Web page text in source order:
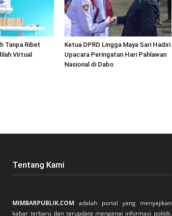
Tanpa Ribet
Virtual
Ketua DPRD Lingga Maya Sari Hadiri
Upacara Peringatan Hari Pahlawan
Nasional di Dabo
Tentang Kami
MIMBARPUBLIK.COM adalah portal yang menyajikan
kabar terbaru dan terupdate mengenai informasi politik.